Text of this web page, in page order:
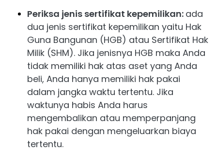
Periksa jenis sertifikat kepemilikan: ada
dua jenis sertifikat kepemilikan yaitu Hak
Guna Bangunan (HGB) atau Sertifikat Hak
Milik (SHM). Jika jenisnya HGB maka Anda
tidak memiliki hak atas aset yang Anda
beli, Anda hanya memiliki hak pakai
dalam jangka waktu tertentu. Jika
waktunya habis Anda harus
mengembalikan atau memperpanjang
hak pakai dengan mengeluarkan biaya
tertentu.